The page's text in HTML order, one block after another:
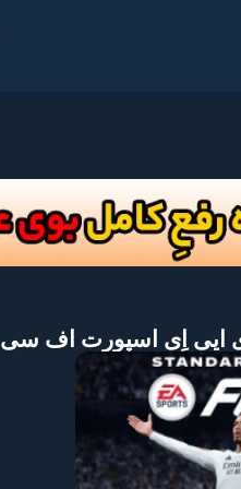
اف سی 25 برای نینتندو سوییچ